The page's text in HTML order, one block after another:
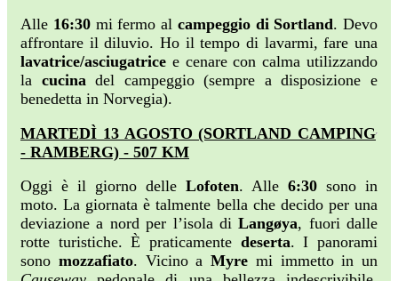
Alle 16:30mi fermo al campeggio di Sortland. Devo
affrontare il diluvio. Ho il tempo di lavarmi, fare una
lavatrice/asciugatrice e cenare con calma utilizzando
la cucinadel campeggio (sempre a disposizione e
benedetta in Norvegia).
MARTEDÌ 13 AGOSTO (SORTLAND CAMPING
- RAMBERG) - 507 KM
Oggi è il giorno delle Lofoten. Alle 6:30 sono in
moto. La giornata è talmente bella che decido per una
deviazione a nord per l’isola diLangøya, fuori dalle
rotte turistiche. È praticamente deserta. I panorami
sono mozzafiato. Vicino a Myre mi immetto in un